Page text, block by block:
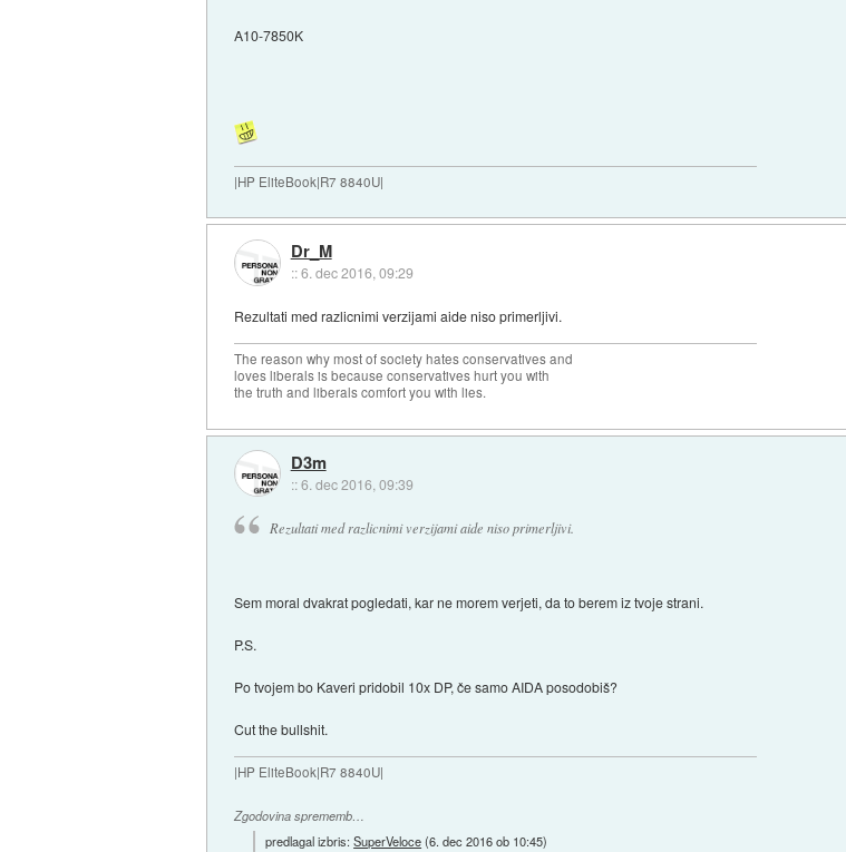
A10-7850K
|HP EliteBook|R7 8840U|
Dr_M
::6. dec 2016, 09:29
Rezultati med razlicnimi verzijami aide niso primerljivi.
The reason why most of society hates conservatives and
loves liberals is because conservatives hurt you with
the truth and liberals comfort you with lies.
D3m
::6. dec 2016, 09:39
Rezultati med razlicnimi verzijami aide niso primerljivi.
Sem moral dvakrat pogledati, kar ne morem verjeti, da to berem iz tvoje strani.
P.S.
Po tvojem bo Kaveri pridobil 10x DP, če samo AIDA posodobiš?
Cut the bullshit.
|HP EliteBook|R7 8840U|
Zgodovina sprememb…
predlagal izbris:SuperVeloce(6. dec 2016 ob 10:45)